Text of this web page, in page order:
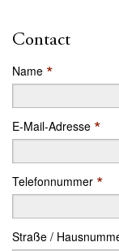
Contact
Name *
E-Mail-Adresse *
Telefonnummer *
Straße /